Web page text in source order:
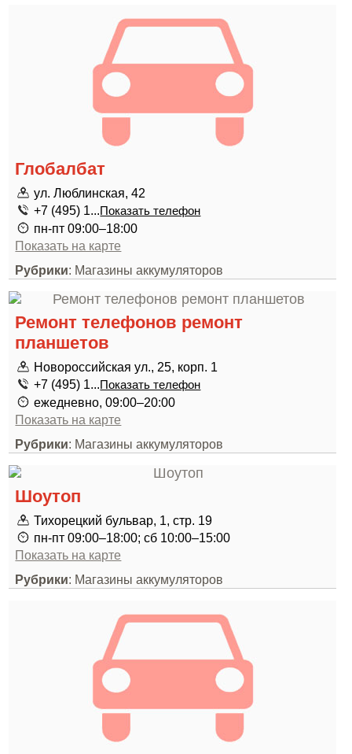
Глобалбат
ул. Люблинская, 42
+7 (495) 1...Показать телефон
пн-пт 09:00–18:00
Показать на карте
Рубрики: Магазины аккумуляторов
Ремонт телефонов ремонт
планшетов
Новороссийская ул., 25, корп. 1
+7 (495) 1...Показать телефон
ежедневно, 09:00–20:00
Показать на карте
Рубрики: Магазины аккумуляторов
Шоутоп
Тихорецкий бульвар, 1, стр. 19
пн-пт 09:00–18:00; сб 10:00–15:00
Показать на карте
Рубрики: Магазины аккумуляторов